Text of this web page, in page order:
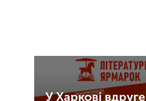
У Харкові вдруге